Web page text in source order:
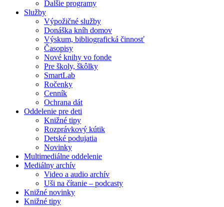
Ďalšie programy
Služby
Výpožičné služby
Donáška kníh domov
Výskum, bibliografická činnosť
Časopisy
Nové knihy vo fonde
Pre školy, škôlky
SmartLab
Ročenky
Cenník
Ochrana dát
Oddelenie pre deti
Knižné tipy
Rozprávkový kútik
Detské podujatia
Novinky
Multimediálne oddelenie
Mediálny archív
Video a audio archív
Uši na čítanie – podcasty
Knižné novinky
Knižné tipy